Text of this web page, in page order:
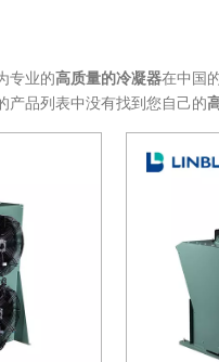
专业的高质量的冷凝器在中国
产品列表中没有找到您自己的